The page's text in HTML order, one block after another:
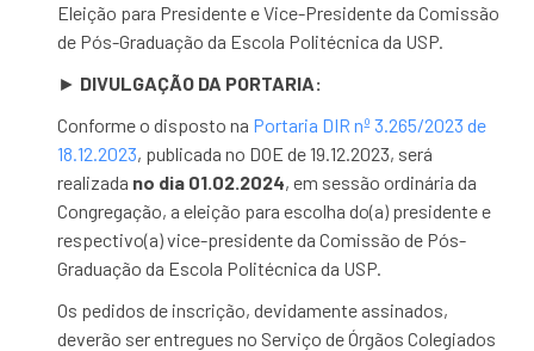
Eleição para Presidente e Vice-Presidente da Comissão
de Pós-Graduação da Escola Politécnica da USP.
► DIVULGAÇÃO DA PORTARIA:
Conforme o disposto na Portaria DIR nº 3.265/2023 de
18.12.2023, publicada no DOE de 19.12.2023, será
realizada no dia 01.02.2024, em sessão ordinária da
Congregação, a eleição para escolha do(a) presidente e
respectivo(a) vice-presidente da Comissão de Pós-
Graduação da Escola Politécnica da USP.
Os pedidos de inscrição, devidamente assinados,
deverão ser entregues no Serviço de Órgãos Colegiados